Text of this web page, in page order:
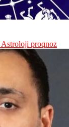
Astroloji proqnoz